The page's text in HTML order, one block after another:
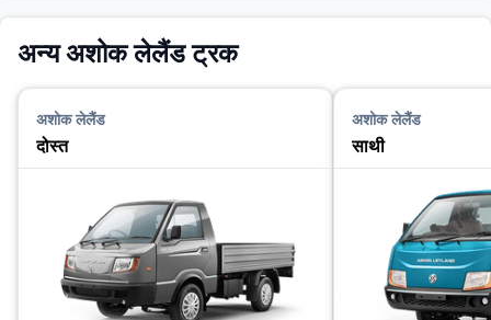
अन्य अशोक लेलैंड ट्रक
अशोक लेलैंड
दोस्त
अशोक लेलैंड
साथी